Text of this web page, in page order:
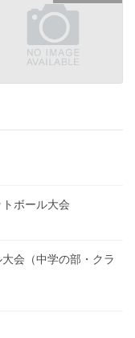
ボール大会
会（中学の部・クラ